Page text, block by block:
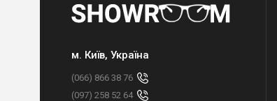
м. Київ, Україна
(066) 866 38 76
(097) 258 52 64